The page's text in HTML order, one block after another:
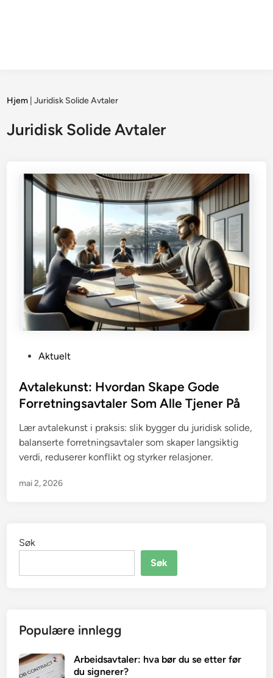
Hjem |Juridisk Solide Avtaler
Juridisk Solide Avtaler
s
t
d
i
n
Aktuelt
Avtalekunst: Hvordan Skape Gode
Forretningsavtaler Som Alle Tjener På
Lær avtalekunst i praksis: slik bygger du juridisk solide,
balanserte forretningsavtaler som skaper langsiktig
verdi, reduserer konflikt og styrker relasjoner.
mai 2, 2026
Søk
Søk
Populære innlegg
Arbeidsavtaler: hva bør du se etter før
du signerer?